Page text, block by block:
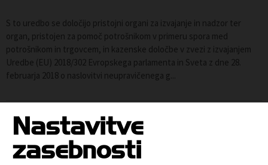
S to uredbo se določijo pristojni organi za izvajanje in nadzor ter
organ, pristojen za pomoč potrošnikom v primeru spora med
potrošnikom in trgovcem, in kazenske določbe v zvezi z izvajanjem
Uredbe (EU) 2018/302 Evropskega parlamenta in Sveta z dne 28.
februarja 2018 o naslovitvi neupravičenega g...
Vsebina je dostopna članom Trgovinske zbornice
Nastavitve
zasebnosti